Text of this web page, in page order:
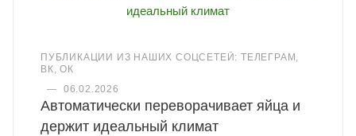
ПУБЛИКАЦИИ ИЗ НАШИХ СОЦСЕТЕЙ: ТЕЛЕГРАМ,
ВК, ОК
—
06.02.2026
Автоматически переворачивает яйца и
держит идеальный климат